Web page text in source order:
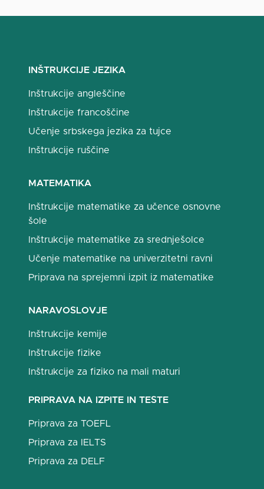
INŠTRUKCIJE JEZIKA
Inštrukcije angleščine
Inštrukcije francoščine
Učenje srbskega jezika za tujce
Inštrukcije ruščine
MATEMATIKA
Inštrukcije matematike za učence osnovne
šole
Inštrukcije matematike za srednješolce
Učenje matematike na univerzitetni ravni
Priprava na sprejemni izpit iz matematike
NARAVOSLOVJE
Inštrukcije kemije
Inštrukcije fizike
Inštrukcije za fiziko na mali maturi
PRIPRAVA NA IZPITE IN TESTE
Priprava za TOEFL
Priprava za IELTS
Priprava za DELF